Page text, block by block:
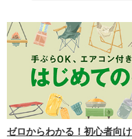
ゼロからわかる！初心者向